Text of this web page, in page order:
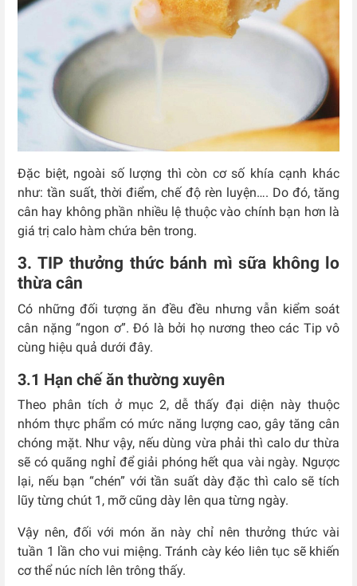
Đặc biệt, ngoài số lượng thì còn cơ số khía cạnh khác
như: tần suất, thời điểm, chế độ rèn luyện…. Do đó, tăng
cân hay không phần nhiều lệ thuộc vào chính bạn hơn là
giá trị calo hàm chứa bên trong.
3. TIP thưởng thức bánh mì sữa không lo
thừa cân
Có những đối tượng ăn đều đều nhưng vẫn kiểm soát
cân nặng “ngon ơ”. Đó là bởi họ nương theo các Tip vô
cùng hiệu quả dưới đây.
3.1 Hạn chế ăn thường xuyên
Theo phân tích ở mục 2, dễ thấy đại diện này thuộc
nhóm thực phẩm có mức năng lượng cao, gây tăng cân
chóng mặt. Như vậy, nếu dùng vừa phải thì calo dư thừa
sẽ có quãng nghỉ để giải phóng hết qua vài ngày. Ngược
lại, nếu bạn “chén” với tần suất dày đặc thì calo sẽ tích
lũy từng chút 1, mỡ cũng dày lên qua từng ngày.
Vậy nên, đối với món ăn này chỉ nên thưởng thức vài
tuần 1 lần cho vui miệng. Tránh cày kéo liên tục sẽ khiến
cơ thể núc ních lên trông thấy.